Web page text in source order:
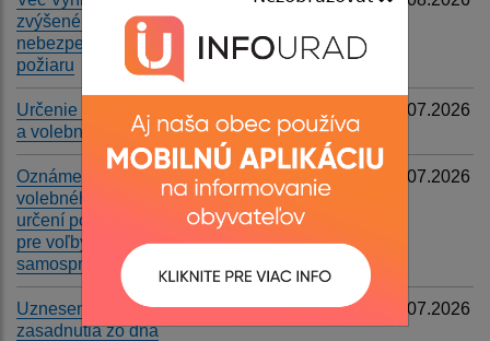
Filtrovať
zvýšeného
nebezpečenstva vzniku
požiaru
Určenie volebné okrsku
a volebnej miestnosti
24.07.2026
Oznámenie o utvorení
volebného obvodu a o
určení počtu poslancov
pre voľby do orgánov
samosprávy obcí
23.07.2026
Uznesenia zo XXII.
zasadnutia zo dňa
- 23.07.2026